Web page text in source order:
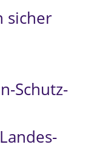
sicher
Schutz-